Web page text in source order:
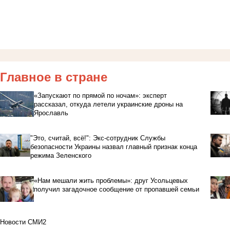
Главное в стране
«Запускают по прямой по ночам»: эксперт
рассказал, откуда летели украинские дроны на
Ярославль
"Это, считай, всё!": Экс-сотрудник Службы
безопасности Украины назвал главный признак конца
режима Зеленского
«Нам мешали жить проблемы»: друг Усольцевых
получил загадочное сообщение от пропавшей семьи
Новости СМИ2